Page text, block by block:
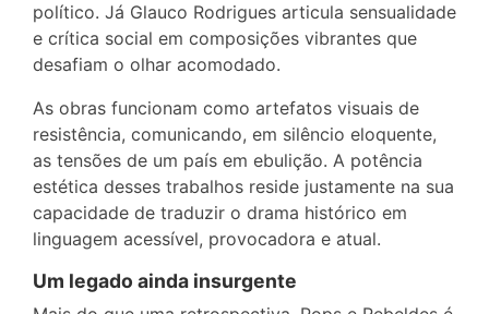
político. Já Glauco Rodrigues articula sensualidade
e crítica social em composições vibrantes que
desafiam o olhar acomodado.
As obras funcionam como artefatos visuais de
resistência, comunicando, em silêncio eloquente,
as tensões de um país em ebulição. A potência
estética desses trabalhos reside justamente na sua
capacidade de traduzir o drama histórico em
linguagem acessível, provocadora e atual.
Um legado ainda insurgente